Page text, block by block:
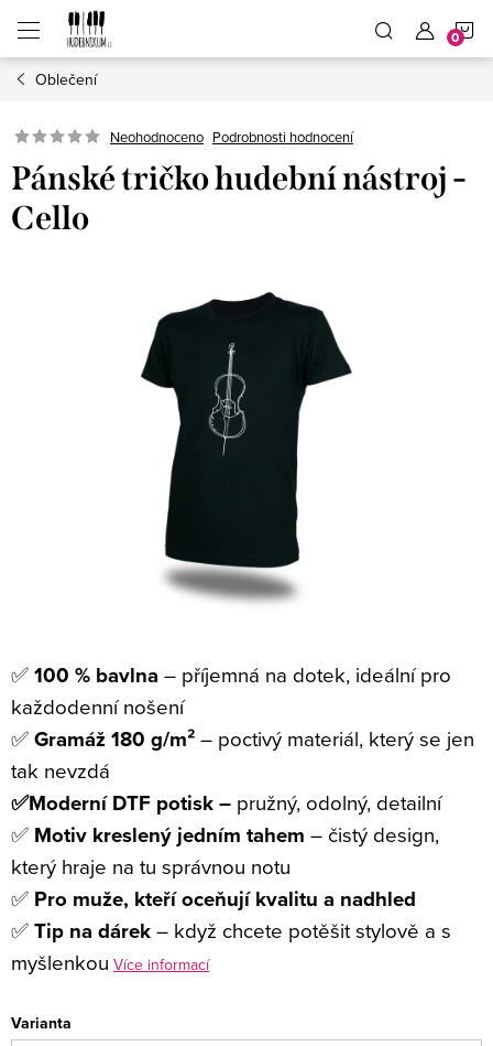
obsah
Oblečení
Neohodnoceno Podrobnosti hodnocení
Pánské tričko hudební nástroj -
Cello
✅100 % bavlna – příjemná na dotek, ideální pro
každodenní nošení
✅Gramáž 180 g/m²– poctivý materiál, který se jen
tak nevzdá
✅Moderní DTF potisk – pružný, odolný, detailní
✅ Motiv kreslený jedním tahem – čistý design,
který hraje na tu správnou notu
✅ Pro muže, kteří oceňují kvalitu a nadhled
✅Tip na dárek– když chcete potěšit stylově a s
myšlenkou Více informací
Varianta